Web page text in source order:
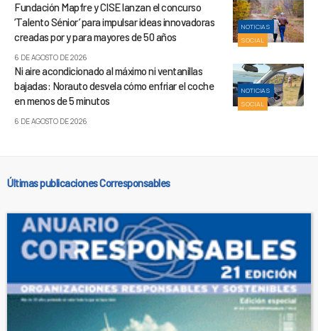
NOTICIAS
SOCIAL
Fundación Mapfre y CISE lanzan el concurso
‘Talento Sénior’ para impulsar ideas innovadoras
creadas por y para mayores de 50 años
6 DE AGOSTO DE 2026
NOTICIAS
SOCIAL
Ni aire acondicionado al máximo ni ventanillas
bajadas: Norauto desvela cómo enfriar el coche
en menos de 5 minutos
6 DE AGOSTO DE 2026
Últimas publicaciones Corresponsables